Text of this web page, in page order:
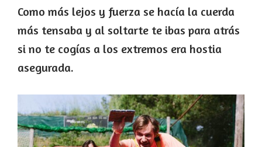
Como más lejos y fuerza se hacía la cuerda
más tensaba y al soltarte te ibas para atrás
si no te cogías a los extremos era hostia
asegurada.